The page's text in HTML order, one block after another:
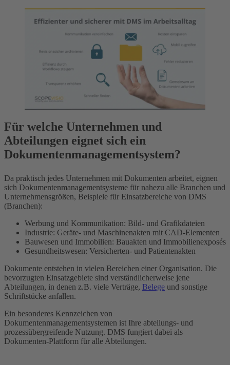
Für welche Unternehmen und
Abteilungen eignet sich ein
Dokumentenmanagementsystem?
Da praktisch jedes Unternehmen mit Dokumenten arbeitet, eignen
sich Dokumentenmanagementsysteme für nahezu alle Branchen und
Unternehmensgrößen, Beispiele für Einsatzbereiche von DMS
(Branchen):
Werbung und Kommunikation: Bild- und Grafikdateien
Industrie: Geräte- und Maschinenakten mit CAD-Elementen
Bauwesen und Immobilien: Bauakten und Immobilienexposés
Gesundheitswesen: Versicherten- und Patientenakten
Dokumente entstehen in vielen Bereichen einer Organisation. Die
bevorzugten Einsatzgebiete sind verständlicherweise jene
Abteilungen, in denen z.B. viele Verträge, Belege und sonstige
Schriftstücke anfallen.
Ein besonderes Kennzeichen von
Dokumentenmanagementsystemen ist Ihre abteilungs- und
prozessübergreifende Nutzung. DMS fungiert dabei als
Dokumenten-Plattform für alle Abteilungen.